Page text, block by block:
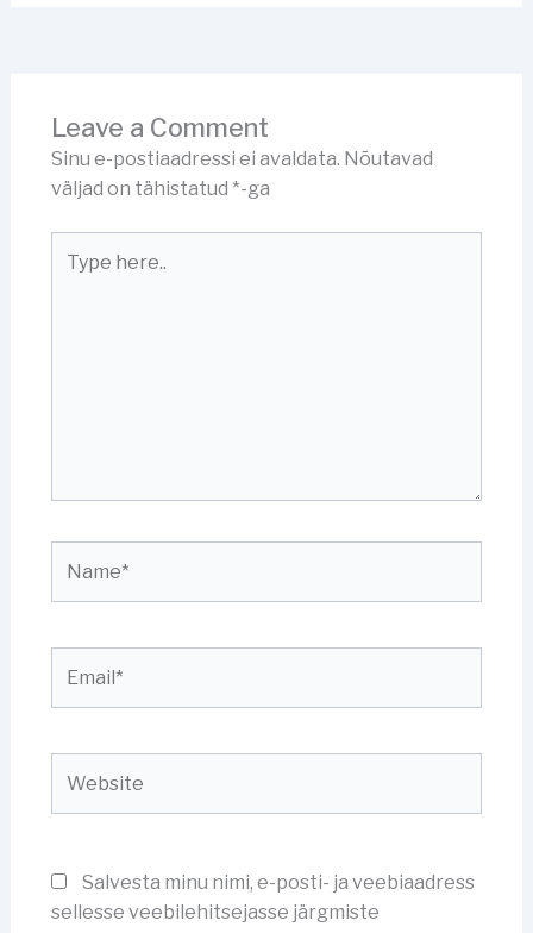
Leave a Comment
Sinu e-postiaadressi ei avaldata. Nõutavad
väljad on tähistatud *-ga
here..
Salvesta minu nimi, e-posti- ja veebiaadress
sellesse veebilehitsejasse järgmiste